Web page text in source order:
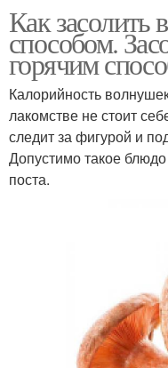
Как засолить
способом.
горячим
Калорийность
лакомстве не стоит
следит за фигурой и
Допустимо такое
поста.